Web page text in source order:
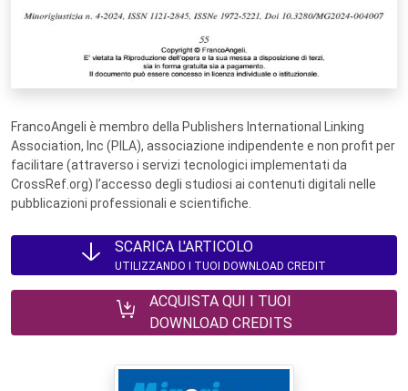
FrancoAngeli è membro della Publishers International Linking
Association, Inc (PILA), associazione indipendente e non profit per
facilitare (attraverso i servizi tecnologici implementati da
CrossRef.org) l’accesso degli studiosi ai contenuti digitali nelle
pubblicazioni professionali e scientifiche.
SCARICA L'ARTICOLO
UTILIZZANDO I TUOI DOWNLOAD CREDIT
ACQUISTA QUI I TUOI
DOWNLOAD CREDITS